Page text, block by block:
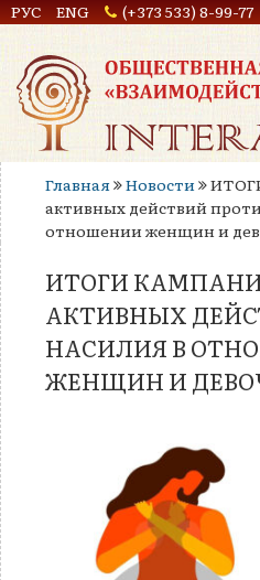
РУС ENG (+373 533) 8-99-77
Главная Новости
активных действий
отношении женщин и
ИТОГИ
АКТИВНЫХ
НАСИЛИЯ В
ЖЕНЩИН И